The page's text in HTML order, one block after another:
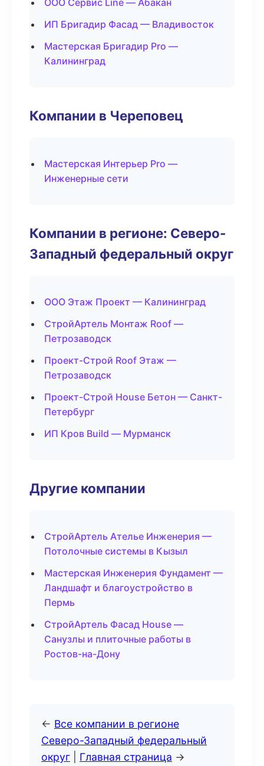
ООО Сервис Line — Абакан
ИП Бригадир Фасад — Владивосток
Мастерская Бригадир Pro —
Калининград
Компании в Череповец
Мастерская Интерьер Pro —
Инженерные сети
Компании в регионе: Северо-
Западный федеральный округ
ООО Этаж Проект — Калининград
СтройАртель Монтаж Roof —
Петрозаводск
Проект-Строй Roof Этаж —
Петрозаводск
Проект-Строй House Бетон — Санкт-
Петербург
ИП Кров Build — Мурманск
Другие компании
СтройАртель Ателье Инженерия —
Потолочные системы в Кызыл
Мастерская Инженерия Фундамент —
Ландшафт и благоустройство в
Пермь
СтройАртель Фасад House —
Санузлы и плиточные работы в
Ростов-на-Дону
← Все компании в регионе
Северо-Западный федеральный
округ
Главная страница →